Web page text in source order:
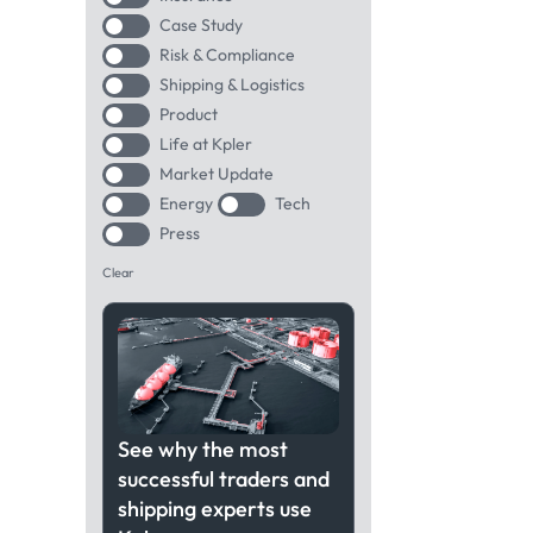
Case Study
Risk & Compliance
Shipping & Logistics
Product
Life at Kpler
Market Update
Energy
Tech
Press
Clear
See why the most
successful traders and
shipping experts use